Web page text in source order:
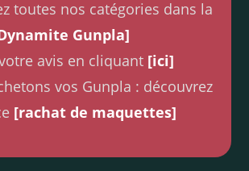
toutes nos catégories dans la
Gunpla]
avis en cliquant [ici]
vos Gunpla : découvrez
[rachat de maquettes]